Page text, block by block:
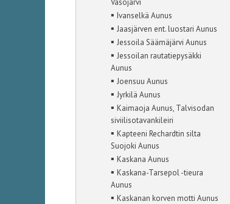
▪ Ivanselkä Aunus
▪ Jaasjärven ent. luostari Aunus
▪ Jessoila Säämäjärvi Aunus
▪ Jessoilan rautatiepysäkki
Aunus
▪ Joensuu Aunus
▪ Jyrkilä Aunus
▪ Kaimaoja Aunus, Talvisodan
siviilisotavankileiri
▪ Kapteeni Rechardtin silta
Suojoki Aunus
▪ Kaskana Aunus
▪ Kaskana-Tarsepol -tieura
Aunus
▪ Kaskanan korven motti Aunus